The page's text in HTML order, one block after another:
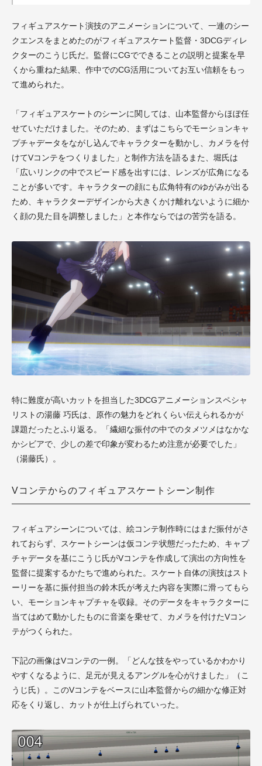
フィギュアスケート演技のアニメーションについて、一連のシー
クエンスをまとめたのがフィギュアスケート監督・3DCGディレ
クターのこうじ氏だ。監督にCGでできることの説明と提案を早
くから重ねた結果、作中でのCG活用についてお互い信頼をもっ
て進められた。
「フィギュアスケートのシーンに関しては、山本監督からほぼ任
せていただけました。そのため、まずはこちらでモーションキャ
プチャデータをながし込んでキャラクターを動かし、カメラを付
けてVコンテをつくりました」と制作方法を語るまた、堀氏は
「広いリンクの中でスピード感を出すには、レンズが広角になる
ことが多いです。キャラクターの顔にも広角特有のゆがみが出る
ため、キャラクターデザインから大きくかけ離れないように細か
く顔の見た目を調整しました」と本作ならではの苦労を語る。
特に難度が高いカットを担当した3DCGアニメーションスペシャ
リストの湯藤 巧氏は、原作の魅力をどれくらい伝えられるかが
課題だったとふり返る。「繊細な振付の中でのタメツメはなかな
かシビアで、少しの差で印象が変わるため注意が必要でした」
（湯藤氏）。
Vコンテからのフィギュアスケートシーン制作
フィギュアシーンについては、絵コンテ制作時にはまだ振付がさ
れておらず、スケートシーンは仮コンテ状態だったため、キャプ
チャデータを基にこうじ氏がVコンテを作成して演出の方向性を
監督に提案するかたちで進められた。スケート自体の演技はスト
ーリーを基に振付担当の鈴木氏が考えた内容を実際に滑ってもら
い、モーションキャプチャを収録。そのデータをキャラクターに
当てはめて動かしたものに音楽を乗せて、カメラを付けたVコン
テがつくられた。
下記の画像はVコンテの一例。「どんな技をやっているかわかり
やすくなるように、足元が見えるアングルを心がけました」（こ
うじ氏）。このVコンテをベースに山本監督からの細かな修正対
応をくり返し、カットが仕上げられていった。